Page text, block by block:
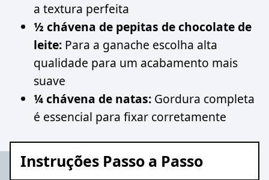
a textura perfeita
½ chávena de pepitas de chocolate de
leite: Para a ganache escolha alta
qualidade para um acabamento mais
suave
¼ chávena de natas: Gordura completa
é essencial para fixar corretamente
Instruções Passo a Passo